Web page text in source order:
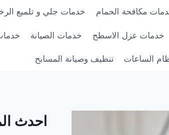
مكافحة الحمام خدمات جلي و تلميع
خدمات عزل الاسطح خدمات الصيانة
الساعات تنظيف وصيانة المسابح
احدث